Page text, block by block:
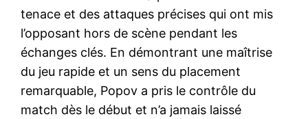
tenace et des attaques précises qui ont mis
l’opposant hors de scène pendant les
échanges clés. En démontrant une maîtrise
du jeu rapide et un sens du placement
remarquable, Popov a pris le contrôle du
match dès le début et n’a jamais laissé